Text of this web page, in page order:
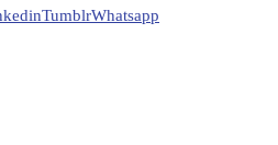
TumblrWhatsapp